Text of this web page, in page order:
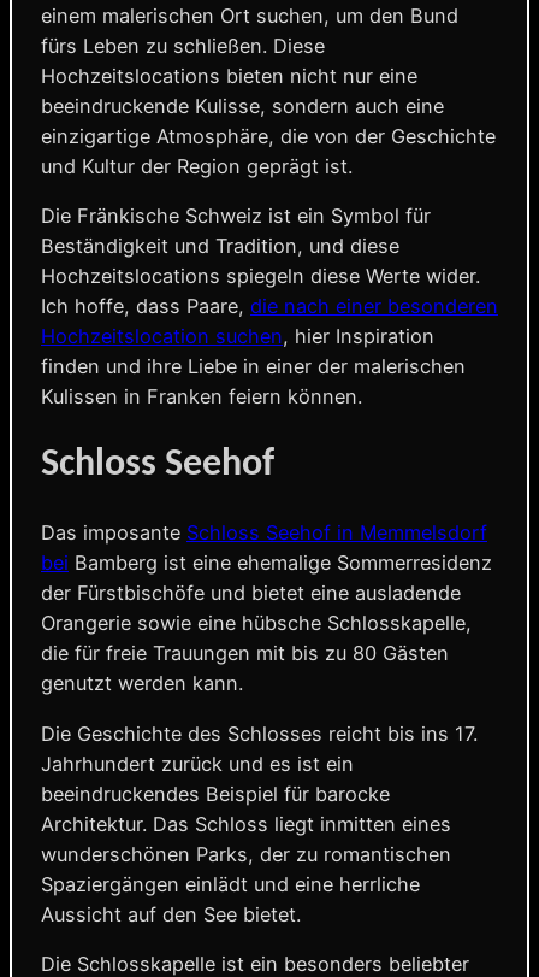
einem malerischen Ort suchen, um den Bund
fürs Leben zu schließen. Diese
Hochzeitslocations bieten nicht nur eine
beeindruckende Kulisse, sondern auch eine
einzigartige Atmosphäre, die von der Geschichte
und Kultur der Region geprägt ist.
Die Fränkische Schweiz ist ein Symbol für
Beständigkeit und Tradition, und diese
Hochzeitslocations spiegeln diese Werte wider.
Ich hoffe, dass Paare, die nach einer besonderen
Hochzeitslocation suchen, hier Inspiration
finden und ihre Liebe in einer der malerischen
Kulissen in Franken feiern können.
Schloss Seehof
Das imposante Schloss Seehof in Memmelsdorf
bei Bamberg ist eine ehemalige Sommerresidenz
der Fürstbischöfe und bietet eine ausladende
Orangerie sowie eine hübsche Schlosskapelle,
die für freie Trauungen mit bis zu 80 Gästen
genutzt werden kann.
Die Geschichte des Schlosses reicht bis ins 17.
Jahrhundert zurück und es ist ein
beeindruckendes Beispiel für barocke
Architektur. Das Schloss liegt inmitten eines
wunderschönen Parks, der zu romantischen
Spaziergängen einlädt und eine herrliche
Aussicht auf den See bietet.
Die Schlosskapelle ist ein besonders beliebter